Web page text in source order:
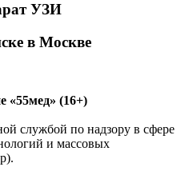
УЗИ
в Москве
«55мед» (16+)
службой по надзору в сфере
и массовых